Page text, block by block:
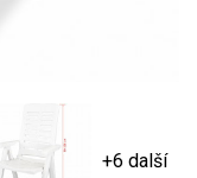
+6 další